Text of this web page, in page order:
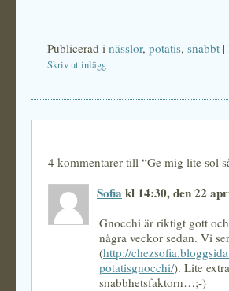
Publicerad i nässlor, potatis, snabbt |
Skriv ut inlägg
4 kommentarer till “Ge mig lite sol
Sofia kl 14:30, den 22
Gnocchi är riktigt gott
några veckor sedan. Vi
(http://
potatisgnocchi/). Lite
snabbhetsfaktorn…;-)